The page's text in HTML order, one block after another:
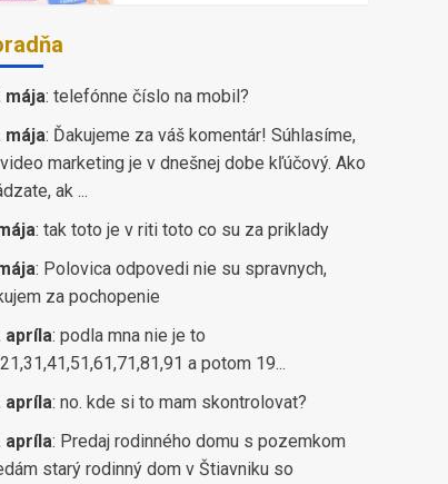
mája: telefónne číslo na mobil?
mája: Ďakujeme za váš komentár! Súhlasíme,
marketing je v dnešnej dobe kľúčový. Ako
ak ...
: tak toto je v riti toto co su za priklady
: Polovica odpovedi nie su spravnych,
za pochopenie
apríla: podla mna nie je to
a potom 19...
apríla: no. kde si to mam skontrolovat?
apríla: Predaj rodinného domu s pozemkom
starý rodinný dom v Štiavniku so